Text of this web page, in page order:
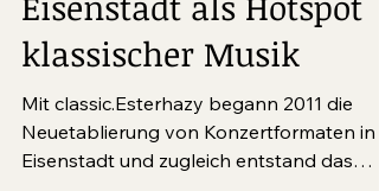
4 Min. Lesezeit
Eisenstadt als Hotspot
klassischer Musik